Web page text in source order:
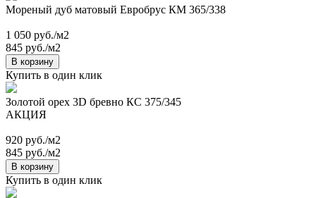
Мореный дуб матовый Евробрус КМ 365/338
1 050 руб./м2
845 руб./м2
В корзину
Купить в один клик
Золотой орех 3D бревно КС 375/345
АКЦИЯ
920 руб./м2
845 руб./м2
В корзину
Купить в один клик